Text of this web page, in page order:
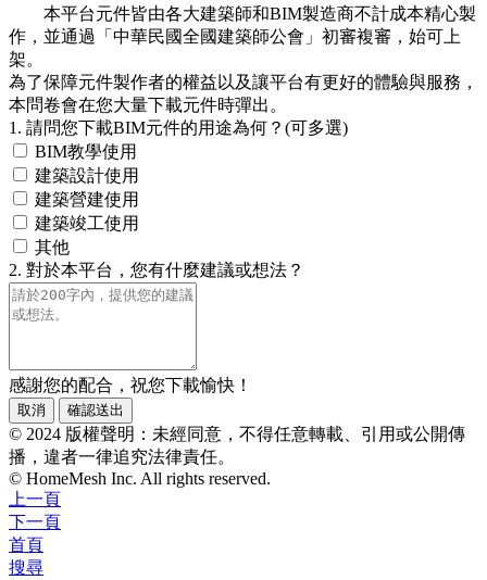
本平台元件皆由各大建築師和BIM製造商不計成本精心製
作，並通過「中華民國全國建築師公會」初審複審，始可上
架。
為了保障元件製作者的權益以及讓平台有更好的體驗與服務，
本問卷會在您大量下載元件時彈出。
1. 請問您下載BIM元件的用途為何？(可多選)
BIM教學使用
建築設計使用
建築營建使用
建築竣工使用
其他
2. 對於本平台，您有什麼建議或想法？
感謝您的配合，祝您下載愉快！
取消 確認送出
© 2024 版權聲明：未經同意，不得任意轉載、引用或公開傳
播，違者一律追究法律責任。
© HomeMesh Inc. All rights reserved.
上一頁
下一頁
首頁
搜尋